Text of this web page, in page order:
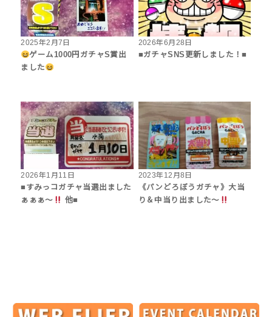
2025年2月7日
ゲーム1000円ガチャS賞出
ました
2026年6月28日
■ガチャSNS更新しました！■
2026年1月11日
■すみっコガチャ当選出ました
ぁぁぁ～
他■
2023年12月8日
《パンどろぼうガチャ》大当
り＆中当り出ました〜